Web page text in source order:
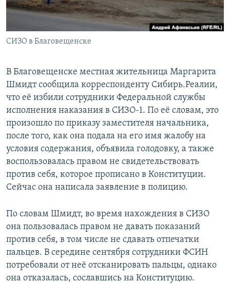
СИЗО в Благовещенске
В Благовещенске местная жительница Маргарита
Шмидт сообщила корреспонденту Сибирь.Реалии,
что её избили сотрудники Федеральной службы
исполнения наказания в СИЗО-1. По её словам, это
произошло по приказу заместителя начальника,
после того, как она подала на его имя жалобу на
условия содержания, объявила голодовку, а также
воспользовалась правом не свидетельствовать
против себя, которое прописано в Конституции.
Сейчас она написала заявление в полицию.
По словам Шмидт, во время нахождения в СИЗО
она пользовалась правом не давать показаний
против себя, в том числе не сдавать отпечатки
пальцев. В середине сентября сотрудники ФСИН
потребовали от неё отсканировать пальцы, однако
она отказалась, сославшись на Конституцию.